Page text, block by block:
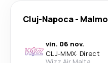
Cluj-Napoca- Malmo
vin. 06 nov.
CLJ-MMX· Direct